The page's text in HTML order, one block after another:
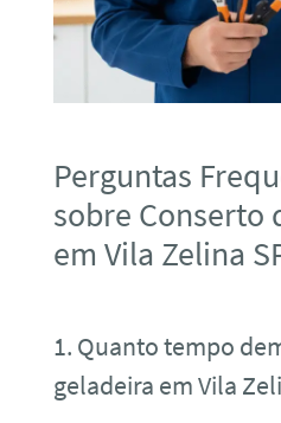
Perguntas
sobre Conserto
em Vila Zelina
1. Quanto tempo
geladeira em Vila